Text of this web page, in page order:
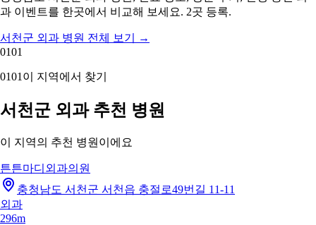
과 이벤트를 한곳에서 비교해 보세요. 2곳 등록.
서천군 외과 병원 전체 보기
→
0101
0101 이 지역에서 찾기
서천군 외과 추천 병원
이 지역의 추천 병원이에요
튼튼마디외과의원
충청남도 서천군 서천읍 충절로49번길 11-11
외과
296m